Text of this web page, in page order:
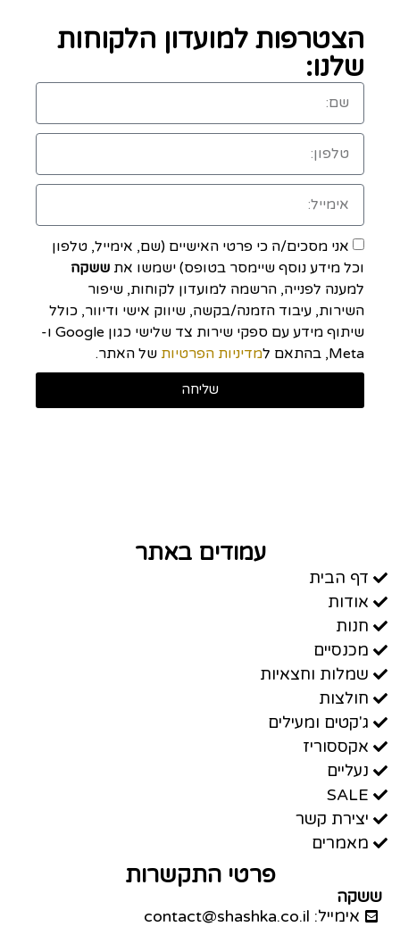
הצטרפות למועדון הלקוחות
שלנו:
אני מסכים/ה כי פרטי האישיים (שם, אימייל, טלפון
וכל מידע נוסף שיימסר בטופס) ישמשו את ששקה
למענה לפנייה, הרשמה למועדון לקוחות, שיפור
השירות, עיבוד הזמנה/בקשה, שיווק אישי ודיוור, כולל
שיתוף מידע עם ספקי שירות צד שלישי כגון Google ו-
Meta, בהתאם ל
מדיניות הפרטיות של האתר.
שליחה
עמודים באתר
דף הבית
אודות
חנות
מכנסיים
שמלות וחצאיות
חולצות
ג'קטים ומעילים
אקססוריז
נעליים
SALE
יצירת קשר
מאמרים
פרטי התקשרות
ששקה
אימייל: contact@shashka.co.il